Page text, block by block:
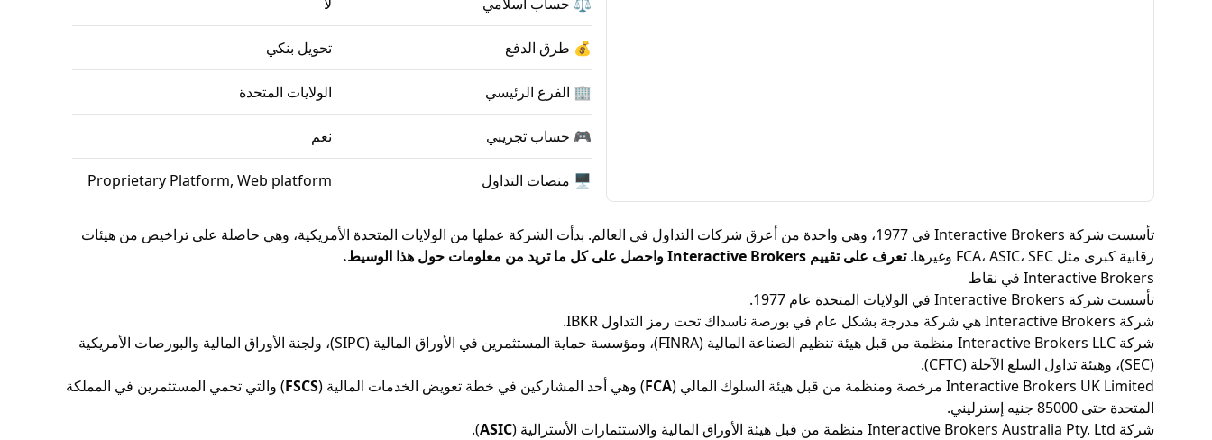
💰 طرق الدفع تحويل بنكي
🏢 الفرع الرئيسي الولايات المتحدة
🎮 حساب تجريبي نعم
🖥 منصات التداول Proprietary Platform, Web platform
تأسست شركة Interactive Brokers في 1977، وهي واحدة من أعرق شركات التداول في العالم. بدأت الشركة عملها من الولايات المتحدة الأمريكية، وهي حاصلة على تراخيص من هيئات
رقابية كبرى مثل FCA، ASIC، SEC وغيرها.
تعرف على تقييم Interactive Brokers واحصل على كل ما تريد من معلومات حول هذا الوسيط.
Interactive Brokers في نقاط
تأسست شركة Interactive Brokers في الولايات المتحدة عام 1977.
شركة Interactive Brokers هي شركة مدرجة بشكل عام في بورصة ناسداك تحت رمز التداول IBKR.
شركة Interactive Brokers LLC منظمة من قبل هيئة تنظيم الصناعة المالية (FINRA)، ومؤسسة حماية المستثمرين في الأوراق المالية (SIPC)، ولجنة الأوراق المالية والبورصات الأمريكية
(SEC)، وهيئة تداول السلع الآجلة (CFTC).
Interactive Brokers UK Limited مرخصة ومنظمة من قبل هيئة السلوك المالي (
FCA) وهي أحد المشاركين في خطة تعويض الخدمات المالية (FSCS) والتي تحمي المستثمرين في المملكة
المتحدة حتى 85000 جنيه إسترليني.
شركة Interactive Brokers Australia Pty. Ltd منظمة من قبل هيئة الأوراق المالية والاستثمارات الأسترالية (
ASIC
).